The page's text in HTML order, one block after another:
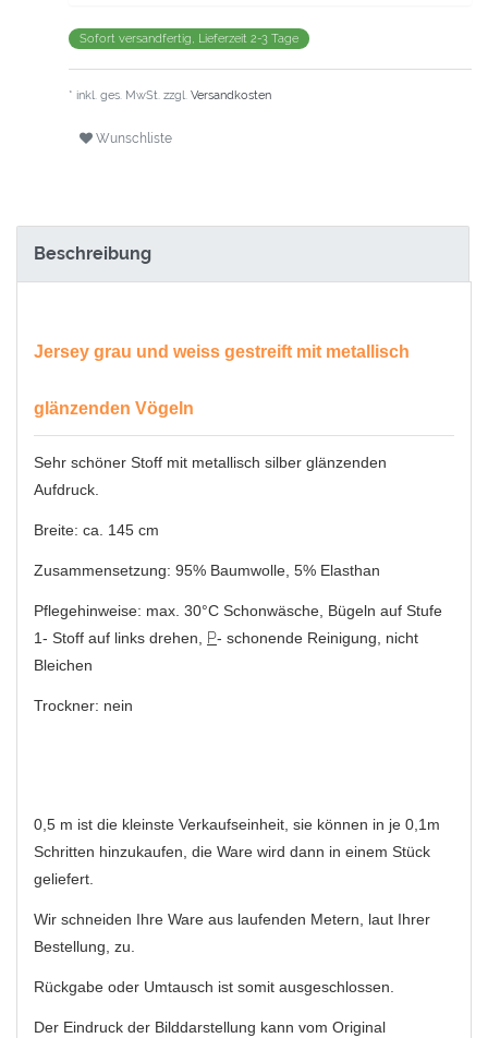
Sofort versandfertig, Lieferzeit 2-3 Tage
* inkl. ges. MwSt. zzgl. Versandkosten
Wunschliste
Beschreibung
Jersey grau und weiss gestreift mit metallisch
glänzenden Vögeln
Sehr schöner Stoff mit metallisch silber glänzenden
Aufdruck.
Breite: ca. 145 cm
Zusammensetzung: 95% Baumwolle, 5% Elasthan
Pflegehinweise: max. 30°C Schonwäsche, Bügeln auf Stufe
1- Stoff auf links drehen,
P- schonende Reinigung, nicht
Bleichen
Trockner: nein
0,5 m ist die kleinste Verkaufseinheit, sie können in je 0,1m
Schritten hinzukaufen, die Ware wird dann in einem Stück
geliefert.
Wir schneiden Ihre Ware aus laufenden Metern, laut Ihrer
Bestellung, zu.
Rückgabe oder Umtausch ist somit ausgeschlossen.
Der Eindruck der Bilddarstellung kann vom Original